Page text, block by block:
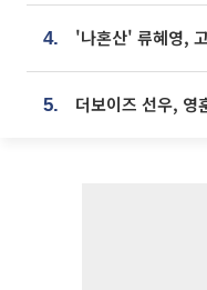
4.
5.